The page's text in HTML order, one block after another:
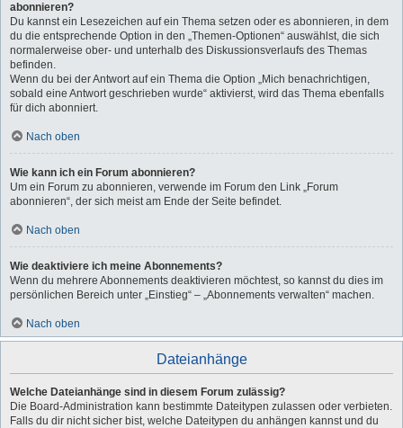
abonnieren?
Du kannst ein Lesezeichen auf ein Thema setzen oder es abonnieren, in dem
du die entsprechende Option in den „Themen-Optionen“ auswählst, die sich
normalerweise ober- und unterhalb des Diskussionsverlaufs des Themas
befinden.
Wenn du bei der Antwort auf ein Thema die Option „Mich benachrichtigen,
sobald eine Antwort geschrieben wurde“ aktivierst, wird das Thema ebenfalls
für dich abonniert.
Nach oben
Wie kann ich ein Forum abonnieren?
Um ein Forum zu abonnieren, verwende im Forum den Link „Forum
abonnieren“, der sich meist am Ende der Seite befindet.
Nach oben
Wie deaktiviere ich meine Abonnements?
Wenn du mehrere Abonnements deaktivieren möchtest, so kannst du dies im
persönlichen Bereich unter „Einstieg“ – „Abonnements verwalten“ machen.
Nach oben
Dateianhänge
Welche Dateianhänge sind in diesem Forum zulässig?
Die Board-Administration kann bestimmte Dateitypen zulassen oder verbieten.
Falls du dir nicht sicher bist, welche Dateitypen du anhängen kannst und du